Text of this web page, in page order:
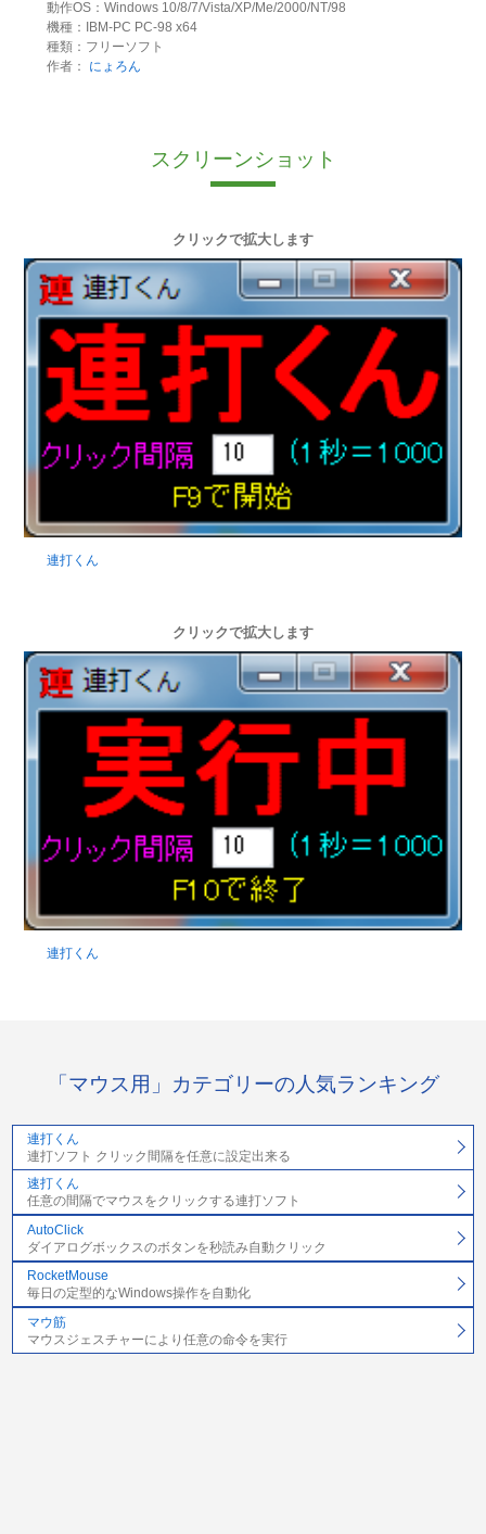
動作OS：Windows 10/8/7/Vista/XP/Me/2000/NT/98
機種：IBM-PC PC-98 x64
種類：フリーソフト
作者：
にょろん
スクリーンショット
クリックで拡大します
連打くん
クリックで拡大します
連打くん
「マウス用」カテゴリーの人気ランキング
連打くん
連打ソフト クリック間隔を任意に設定出来る
速打くん
任意の間隔でマウスをクリックする連打ソフト
AutoClick
ダイアログボックスのボタンを秒読み自動クリック
RocketMouse
毎日の定型的なWindows操作を自動化
マウ筋
マウスジェスチャーにより任意の命令を実行